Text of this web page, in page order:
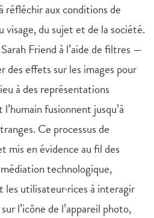
réfléchir aux conditions de
du sujet et de la société.
Friend à l’aide de filtres —
des effets sur les images pour
à des représentations
fusionnent jusqu’à
Ce processus de
en évidence au fil des
technologique,
utilisateur·rices à interagir
l’icône de l’appareil photo,